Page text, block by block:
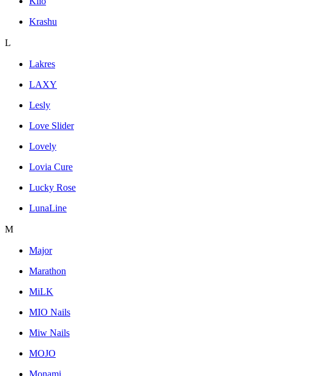
Krashu
L
Lakres
LAXY
Lesly
Love Slider
Lovely
Lovia Cure
Lucky Rose
LunaLine
M
Major
Marathon
MiLK
MIO Nails
Miw Nails
MOJO
Monami